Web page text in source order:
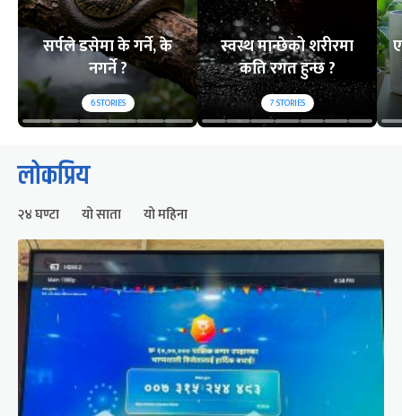
सर्पले डसेमा के गर्ने, के
नगर्ने ?
6STORIES
स्वस्थ मान्छेको शरीरमा
कति रगत हुन्छ ?
7STORIES
लोकप्रिय
२४ घण्टा यो साता यो महिना